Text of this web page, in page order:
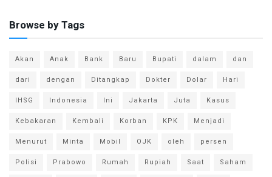
Browse by Tags
Akan Anak Bank Baru Bupati dalam
dan
dari
dengan Ditangkap Dokter Dolar
Hari
IHSG
Indonesia Ini Jakarta Juta
Kasus
Kebakaran
Kembali Korban KPK
Menjadi
Menurut
Minta Mobil OJK oleh
persen
Polisi
Prabowo Rumah Rupiah Saat
Saham